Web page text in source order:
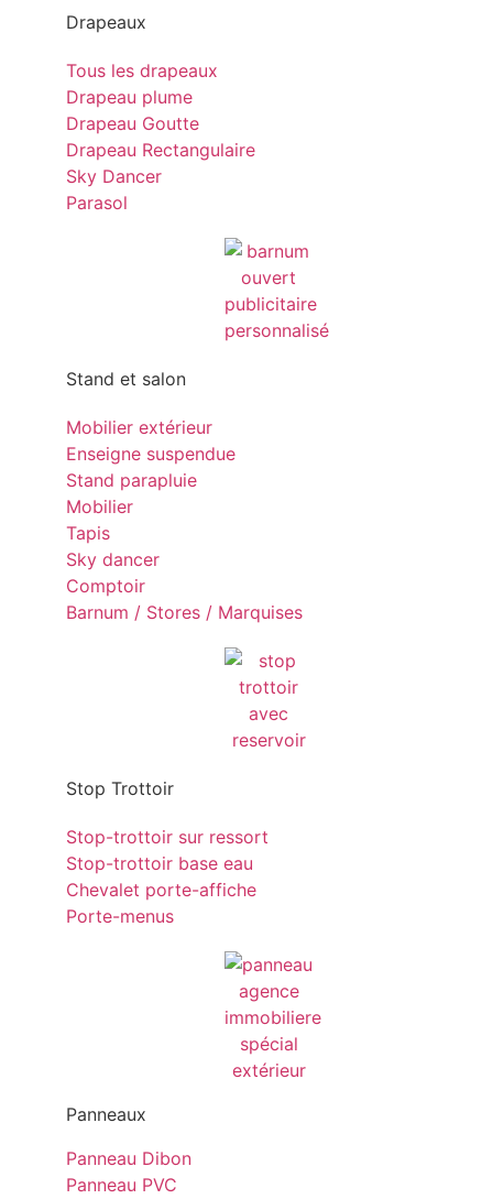
Drapeaux
Tous les drapeaux
Drapeau plume
Drapeau Goutte
Drapeau Rectangulaire
Sky Dancer
Parasol
Stand et salon
Mobilier extérieur
Enseigne suspendue
Stand parapluie
Mobilier
Tapis
Sky dancer
Comptoir
Barnum / Stores / Marquises
Stop Trottoir
Stop-trottoir sur ressort
Stop-trottoir base eau
Chevalet porte-affiche
Porte-menus
Panneaux
Panneau Dibon
Panneau PVC